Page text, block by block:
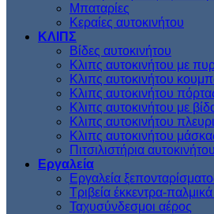
Μπαταρίες
Κεραίες αυτοκινήτου
ΚΛΙΠΣ
Βίδες αυτοκινήτου
Kλιπς αυτοκινήτου με
Kλιπς αυτοκινήτου
Κλιπς αυτοκινήτου
Κλιπς αυτοκινήτου με
Kλιπς αυτοκινήτου
Kλιπς αυτοκινήτου
Πιτσιλιστήρια αυτοκινήτου
Εργαλεία
Εργαλεία
Τριβεία έκκεντρα-
Ταχυσύνδεσμοι αέρος